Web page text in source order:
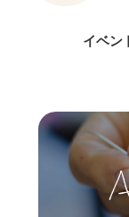
イベン